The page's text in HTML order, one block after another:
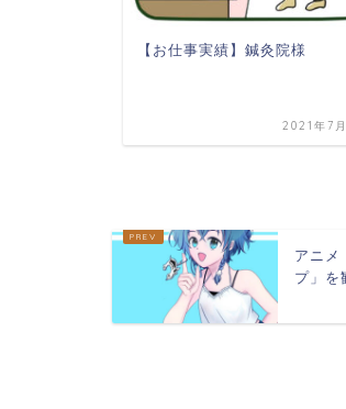
【お仕事実績】鍼灸院様
2021年7
アニメ
プ」を